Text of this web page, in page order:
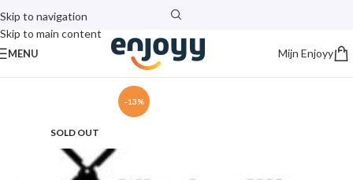
Skip to navigation
Skip to main content
MENU Mijn Enjoyy
-13%
SOLD OUT